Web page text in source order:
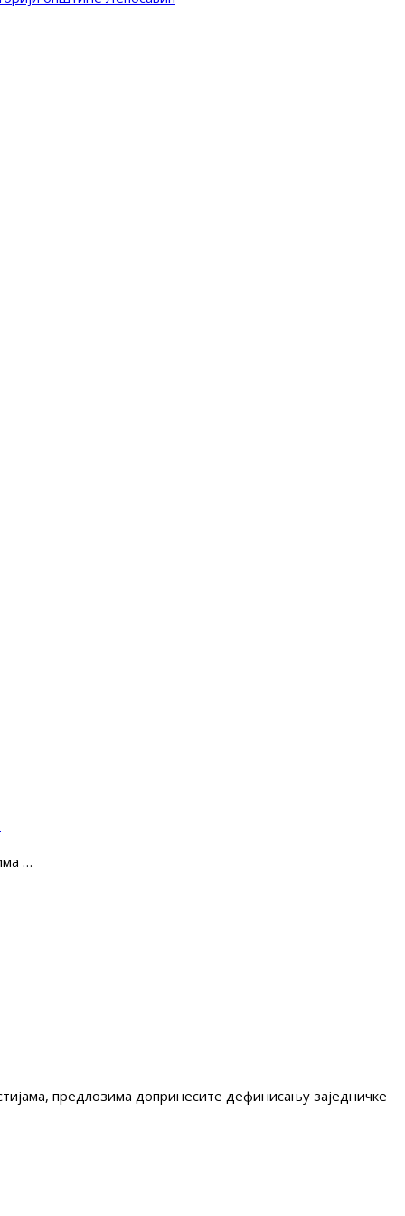
…
предлозима допринесите дефинисању заједничке